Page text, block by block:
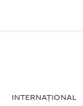
INTERNAŢIONAL